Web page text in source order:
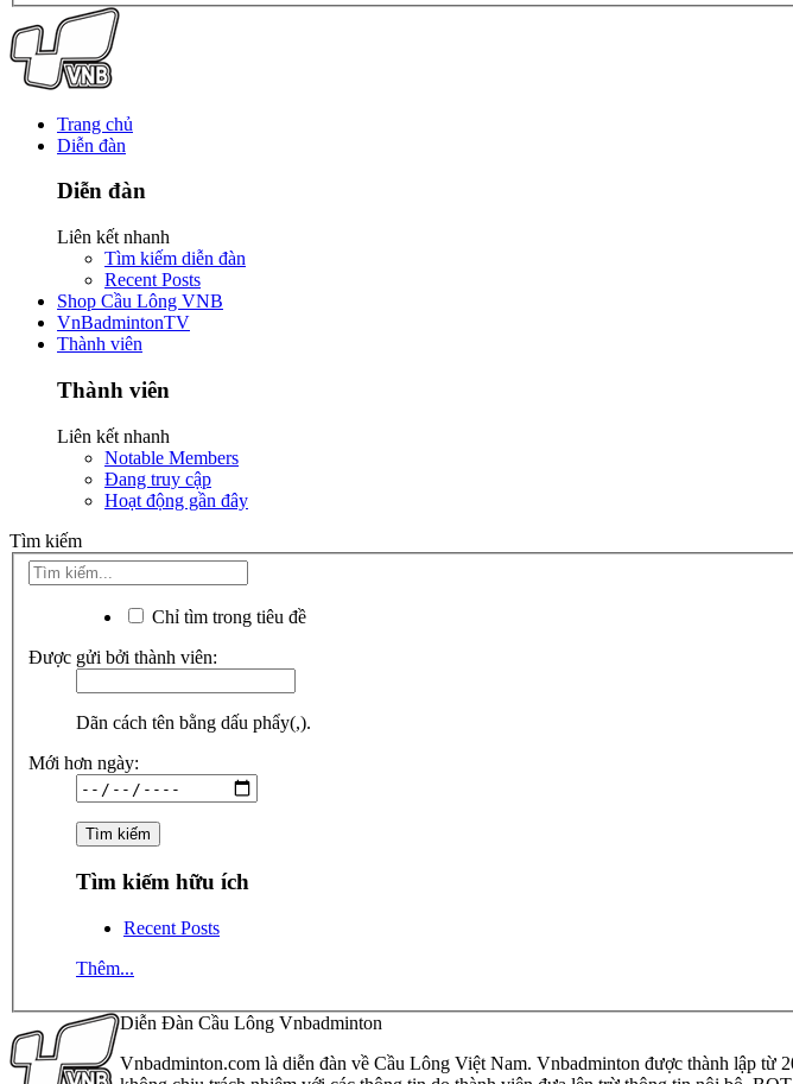
Trang chủ
Diễn đàn
Diễn đàn
Liên kết nhanh
Tìm kiếm diễn đàn
Recent Posts
Shop Cầu Lông VNB
VnBadmintonTV
Thành viên
Thành viên
Liên kết nhanh
Notable Members
Đang truy cập
Hoạt động gần đây
Tìm kiếm
Chỉ tìm trong tiêu đề
Được gửi bởi thành viên:
Dãn cách tên bằng dấu phẩy(,).
Mới hơn ngày:
Tìm kiếm hữu ích
Recent Posts
Thêm...
Diễn Đàn Cầu Lông Vnbadminton
Vnbadminton.com là diễn đàn về Cầu Lông Việt Nam. Vnbadminton được thành lập từ